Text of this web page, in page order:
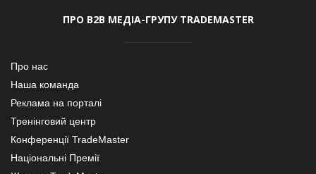
ПРО В2В МЕДІА-ГРУПУ TRADEMASTER
Про нас
Наша команда
Реклама на порталі
Тренінговий центр
Конференції TradeMaster
Національні Премії